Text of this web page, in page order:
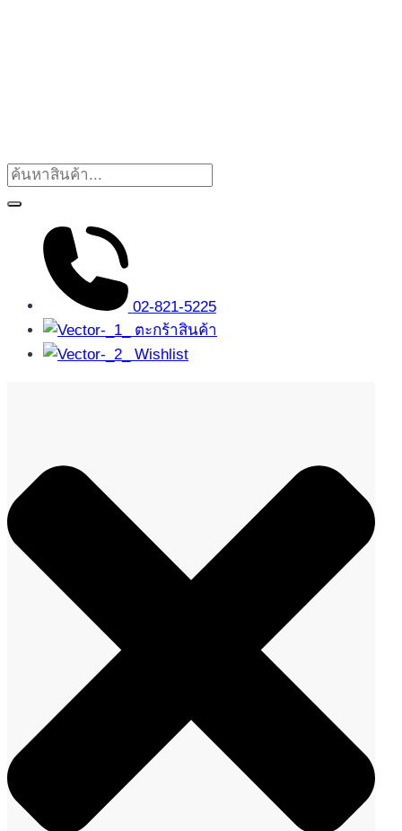
02-821-5225
ตะกร้าสินค้า
Wishlist